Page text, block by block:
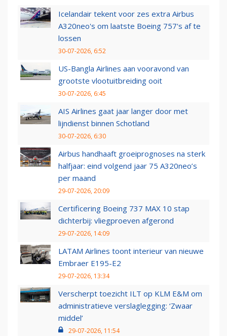
Icelandair tekent voor zes extra Airbus
A320neo's om laatste Boeing 757's af te
lossen
30-07-2026, 6:52
US-Bangla Airlines aan vooravond van
grootste vlootuitbreiding ooit
30-07-2026, 6:45
AIS Airlines gaat jaar langer door met
lijndienst binnen Schotland
30-07-2026, 6:30
Airbus handhaaft groeiprognoses na sterk
halfjaar: eind volgend jaar 75 A320neo’s
per maand
29-07-2026, 20:09
Certificering Boeing 737 MAX 10 stap
dichterbij: vliegproeven afgerond
29-07-2026, 14:09
LATAM Airlines toont interieur van nieuwe
Embraer E195-E2
29-07-2026, 13:34
Verscherpt toezicht ILT op KLM E&M om
administratieve verslaglegging: ‘Zwaar
middel’
29-07-2026, 11:54